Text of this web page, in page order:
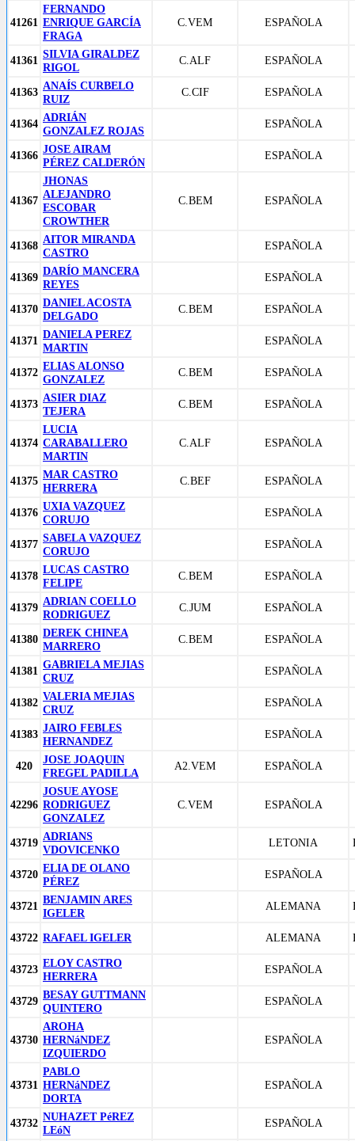
41261
FERNANDO
ENRIQUE GARCÍA
FRAGA
C.VEM ESPAÑOLA
41361 SILVIA GIRALDEZ
RIGOL
C.ALF ESPAÑOLA
41363 ANAÍS CURBELO
RUIZ
C.CIF ESPAÑOLA
41364 ADRIÁN
GONZALEZ ROJAS
ESPAÑOLA
41366 JOSE AIRAM
PÉREZ CALDERÓN
ESPAÑOLA
41367
JHONAS
ALEJANDRO
ESCOBAR
CROWTHER
C.BEM ESPAÑOLA
41368 AITOR MIRANDA
CASTRO
ESPAÑOLA
41369 DARÍO MANCERA
REYES
ESPAÑOLA
41370 DANIEL ACOSTA
DELGADO
C.BEM ESPAÑOLA
41371 DANIELA PEREZ
MARTIN
ESPAÑOLA
41372 ELIAS ALONSO
GONZALEZ
C.BEM ESPAÑOLA
41373 ASIER DIAZ
TEJERA
C.BEM ESPAÑOLA
41374
LUCIA
CARABALLERO
MARTIN
C.ALF ESPAÑOLA
41375 MAR CASTRO
HERRERA
C.BEF ESPAÑOLA
41376 UXIA VAZQUEZ
CORUJO
ESPAÑOLA
41377 SABELA VAZQUEZ
CORUJO
ESPAÑOLA
41378 LUCAS CASTRO
FELIPE
C.BEM ESPAÑOLA
41379 ADRIAN COELLO
RODRIGUEZ
C.JUM ESPAÑOLA
41380 DEREK CHINEA
MARRERO
C.BEM ESPAÑOLA
41381 GABRIELA MEJIAS
CRUZ
ESPAÑOLA
41382 VALERIA MEJIAS
CRUZ
ESPAÑOLA
41383 JAIRO FEBLES
HERNANDEZ
ESPAÑOLA
420
JOSE JOAQUIN
FREGEL PADILLA
A2.VEM ESPAÑOLA
42296
JOSUE AYOSE
RODRIGUEZ
GONZALEZ
C.VEM ESPAÑOLA
43719 ADRIANS
VDOVICENKO
LETONIA
43720 ELIA DE OLANO
PÉREZ
ESPAÑOLA
43721 BENJAMIN ARES
IGELER
ALEMANA
43722 RAFAEL IGELER ALEMANA
43723 ELOY CASTRO
HERRERA
ESPAÑOLA
43729 BESAY GUTTMANN
QUINTERO
ESPAÑOLA
43730
AROHA
HERNáNDEZ
IZQUIERDO
ESPAÑOLA
43731
PABLO
HERNáNDEZ
DORTA
ESPAÑOLA
43732 NUHAZET PéREZ
LEóN
ESPAÑOLA